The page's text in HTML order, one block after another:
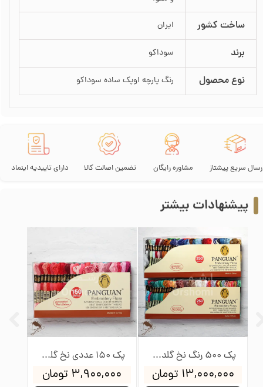
ساخت کشور ایران
برند سوداکو
نوع محصول رنگ پارچه اوپک ساده سوداکو
تضمین اصالت کالا مشاوره رایگان سریع پیشتاز دارای تاییدیه اینماد
پک 150 عددی نخ گلدوزی پنگوئن
۳,۹۰۰,۰۰۰ تومان
پک 500 رنگ نخ گلدوزی پنگوئن
۱۳,۰۰۰,۰۰۰ تومان
پیشنهادات بیشتر